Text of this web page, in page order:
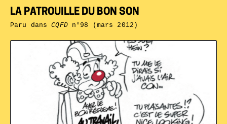
LA PATROUILLE DU BON SON
Paru dansCQFDn°98 (mars 2012)